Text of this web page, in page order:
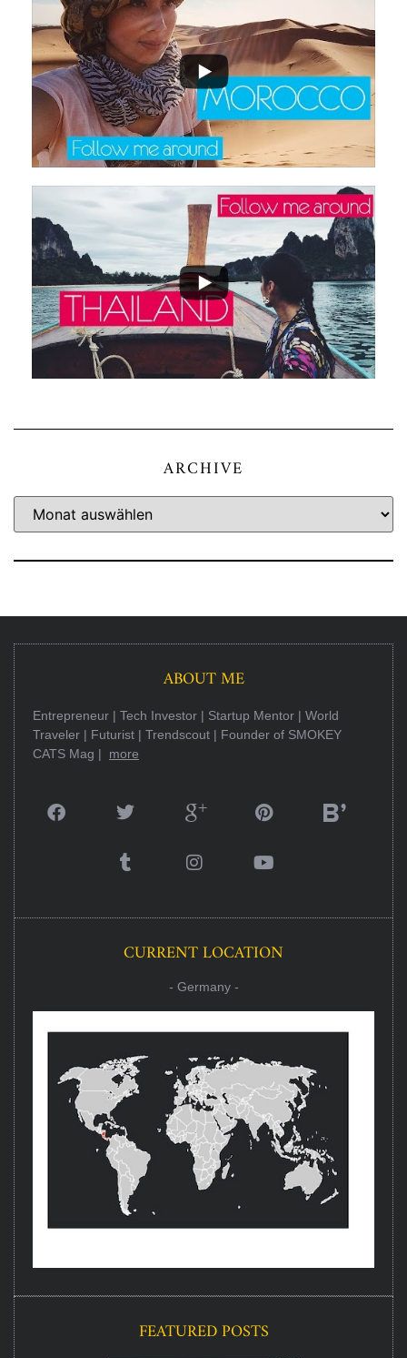
ARCHIVE
ABOUT ME
Entrepreneur | Tech Investor | Startup Mentor | World
Traveler | Futurist | Trendscout | Founder of SMOKEY
CATS Mag | more
CURRENT LOCATION
- Germany -
FEATURED POSTS